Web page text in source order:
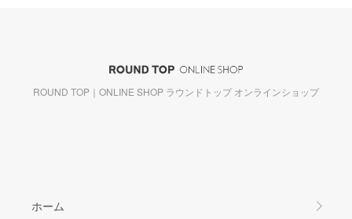
ROUND TOP｜ONLINE SHOP ラウンドトップ オンラインショップ
ホーム